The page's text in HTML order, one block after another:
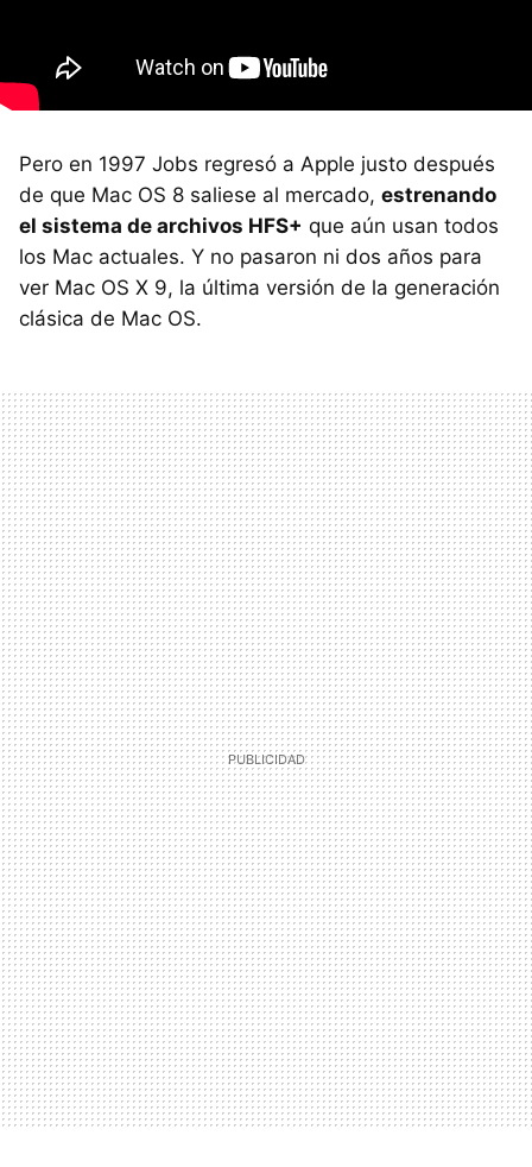
Pero en 1997 Jobs regresó a Apple justo después
de que Mac OS 8 saliese al mercado, estrenando
el sistema de archivos HFS+ que aún usan todos
los Mac actuales. Y no pasaron ni dos años para
ver Mac OS X 9, la última versión de la generación
clásica de Mac OS.